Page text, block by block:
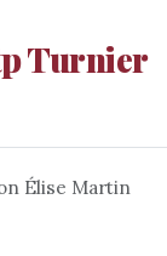
Turnier
Élise Martin